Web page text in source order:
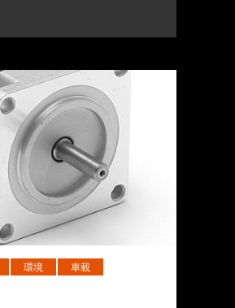
環境 車載